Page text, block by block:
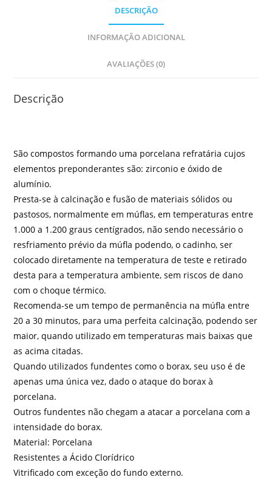
DESCRIÇÃO
INFORMAÇÃO ADICIONAL
AVALIAÇÕES (0)
Descrição
São compostos formando uma porcelana refratária cujos
elementos preponderantes são: zirconio e óxido de
alumínio.
Presta-se à calcinação e fusão de materiais sólidos ou
pastosos, normalmente em múflas, em temperaturas entre
1.000 a 1.200 graus centígrados, não sendo necessário o
resfriamento prévio da múfla podendo, o cadinho, ser
colocado diretamente na temperatura de teste e retirado
desta para a temperatura ambiente, sem riscos de dano
com o choque térmico.
Recomenda-se um tempo de permanência na múfla entre
20 a 30 minutos, para uma perfeita calcinação, podendo ser
maior, quando utilizado em temperaturas mais baixas que
as acima citadas.
Quando utilizados fundentes como o borax, seu uso é de
apenas uma única vez, dado o ataque do borax à
porcelana.
Outros fundentes não chegam a atacar a porcelana com a
intensidade do borax.
Material: Porcelana
Resistentes a Ácido Clorídrico
Vitrificado com exceção do fundo externo.